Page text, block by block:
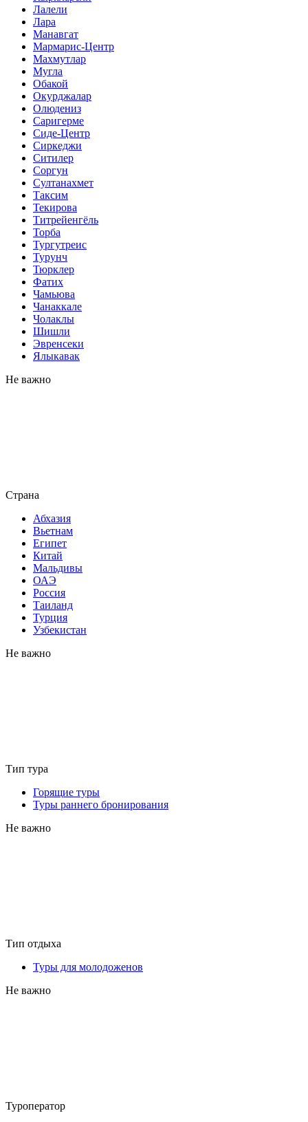
Лалели
Лара
Манавгат
Мармарис-Центр
Махмутлар
Мугла
Обакой
Окурджалар
Олюдениз
Саригерме
Сиде-Центр
Сиркеджи
Ситилер
Соргун
Султанахмет
Таксим
Текирова
Титрейенгёль
Торба
Тургутреис
Турунч
Тюрклер
Фатих
Чамьюва
Чанаккале
Чолаклы
Шишли
Эвренсеки
Ялыкавак
Не важно
Страна
Абхазия
Вьетнам
Египет
Китай
Мальдивы
ОАЭ
Россия
Таиланд
Турция
Узбекистан
Не важно
Тип тура
Горящие туры
Туры раннего бронирования
Не важно
Тип отдыха
Туры для молодоженов
Не важно
Туроператор